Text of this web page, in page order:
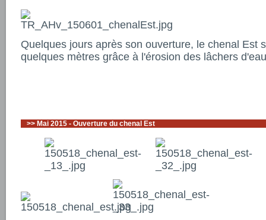
Quelques jours après son ouverture, le chenal Est
quelques mètres grâce à l'érosion des lâchers
>> Mai 2015 - Ouverture du chenal Est